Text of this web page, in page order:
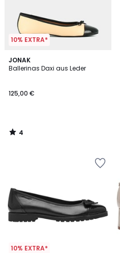
10% EXTRA*
JONAK
Ballerinas Daxi aus Leder
125,00 €
4
/
4
/
10% EXTRA*